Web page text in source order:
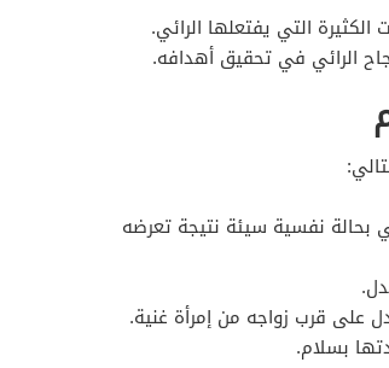
التي يفتعلها الرائي.
الرائي في تحقيق أهدافه.
بحالة نفسية سيئة نتيجة تعرضه
على قرب زواجه من إمرأة غنية.
بسلام.